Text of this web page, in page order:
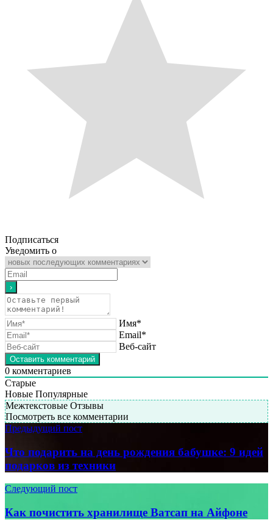
Подписаться
Уведомить о
Имя*
Email*
Веб-сайт
0 комментариев
Старые
Новые Популярные
Межтекстовые Отзывы
Посмотреть все комментарии
Предыдущий пост
Что подарить на день рождения бабушке: 9 идей
подарков из техники
Следующий пост
Как почистить хранилище Ватсап на Айфоне